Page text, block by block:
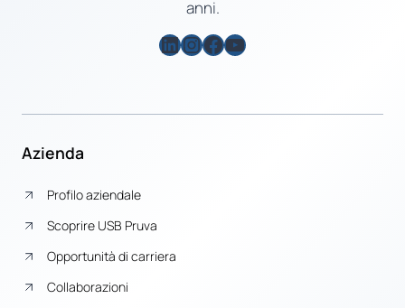
anni.
LinkedIn
Instagram
Facebook
YouTube
Azienda
Profilo aziendale
Scoprire USB Pruva
Opportunità di carriera
Collaborazioni